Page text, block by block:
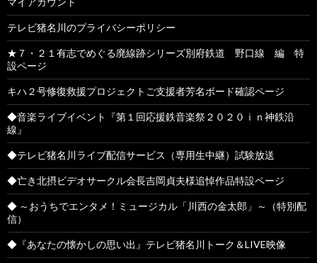
テレビ猪名川のプライバシーポリシー
★７・２１有志でめぐる廃線跡シリーズ別府鉄道 野口線 編 特
設ページ
キハ２号修復救援プロジェクトご支援者芳名ボード確認ページ
◆音楽ライブイベント『第１回応援鉄音楽祭２０２０ｉｎ神鉄沿
線』
◆テレビ猪名川ライブ配信サービス（専用生中継）試験放送
◆亡き北摂ビデオサークル会長吉岡貞夫様追悼作品特設ページ
◆ ～おうちでエンタメ！ミュージカル「川西の金太郎」～（特別配
信）
◆『あなたの懐かしの思い出』テレビ猪名川トーク＆LIVE映像